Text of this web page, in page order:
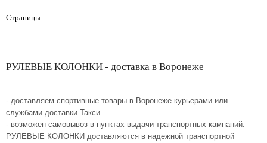
Страницы:
РУЛЕВЫЕ КОЛОНКИ - доставка в Воронеже
- доставляем спортивные товары в Воронеже курьерами или
службами доставки Такси.
- возможен самовывоз в пунктах выдачи транспортных кампаний.
РУЛЕВЫЕ КОЛОНКИ доставляются в надежной транспортной